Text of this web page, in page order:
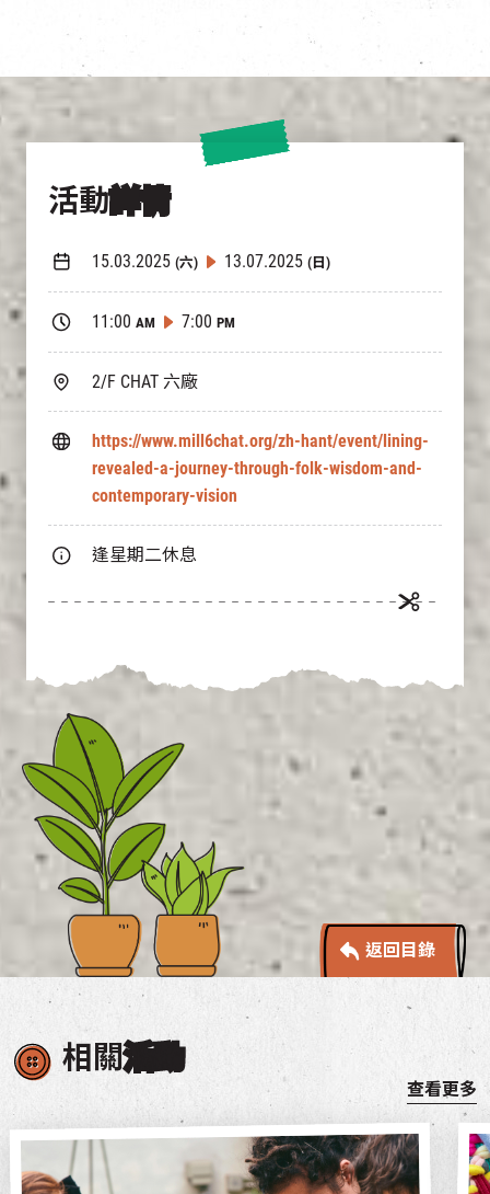
活動詳情
15.03.2025 (六) 13.07.2025 (日)
11:00 AM 7:00 PM
2/F CHAT 六廠
https://www.mill6chat.org/zh-hant/event/lining-
revealed-a-journey-through-folk-wisdom-and-
contemporary-vision
逢星期二休息
返回目錄
相關活動
查看更多